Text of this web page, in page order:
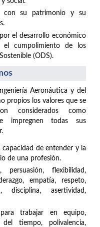
con su patrimonio y su
el desarrollo económico
cumpolimiento de los
(ODS).
Aeronáutica y del
propios los valores que se
considerados como
impregnen todas sus
capacidad de entender y la
de una profesión.
persuasión, flexibilidad,
empatía, respeto,
disciplina, asertividad,
para trabajar en equipo,
del tiempo, polivalencia,